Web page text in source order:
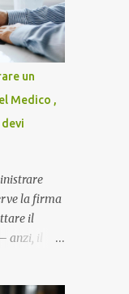
un
Medico ,
la firma
il
anzi, il